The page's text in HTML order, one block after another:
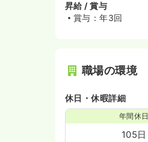
昇給 / 賞与
賞与：年3回
職場の環境
休日・休暇詳細
年間休日
105日